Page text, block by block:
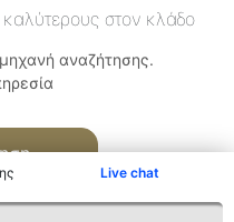
Live chat
στον κλάδο
αναζήτησης.